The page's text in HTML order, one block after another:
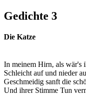
Gedichte 3
Die Katze
In meinem Hirn, als wär's
Schleicht auf und nieder
Geschmeidig sanft die
Und ihrer Stimme Tun